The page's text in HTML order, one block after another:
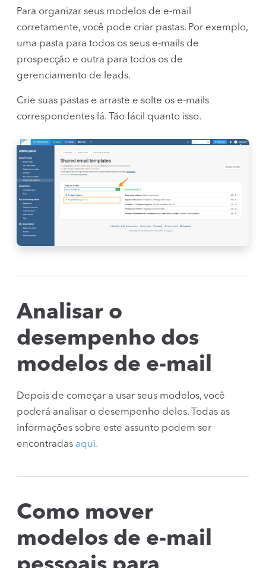
Para organizar seus modelos de e-mail
corretamente, você pode criar pastas. Por exemplo,
uma pasta para todos os seus e-mails de
prospecção e outra para todos os de
gerenciamento de leads.
Crie suas pastas e arraste e solte os e-mails
correspondentes lá. Tão fácil quanto isso.
Analisar o
desempenho dos
modelos de e-mail
Depois de começar a usar seus modelos, você
poderá analisar o desempenho deles. Todas as
informações sobre este assunto podem ser
encontradas aqui.
Como mover
modelos de e-mail